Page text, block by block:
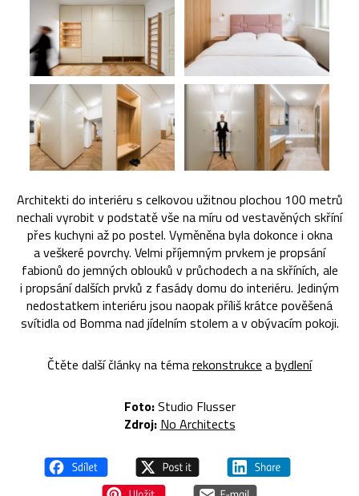
Architekti do interiéru s celkovou užitnou plochou 100 metrů
nechali vyrobit v podstatě vše na míru od vestavěných skříní
přes kuchyni až po postel. Vyměněna byla dokonce i okna
a veškeré povrchy. Velmi příjemným prvkem je propsání
fabionů do jemných oblouků v průchodech a na skříních, ale
i propsání dalších prvků z fasády domu do interiéru. Jediným
nedostatkem interiéru jsou naopak příliš krátce pověšená
svítidla od Bomma nad jídelním stolem a v obývacím pokoji.
Čtěte další články na témarekonstrukce abydlení
Foto:Studio Flusser
Zdroj: No Architects